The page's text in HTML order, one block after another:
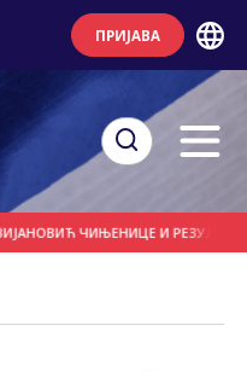
ПРИЈАВА
ЧИЊЕНИЦЕ И РЕЗУЛТАТЕ